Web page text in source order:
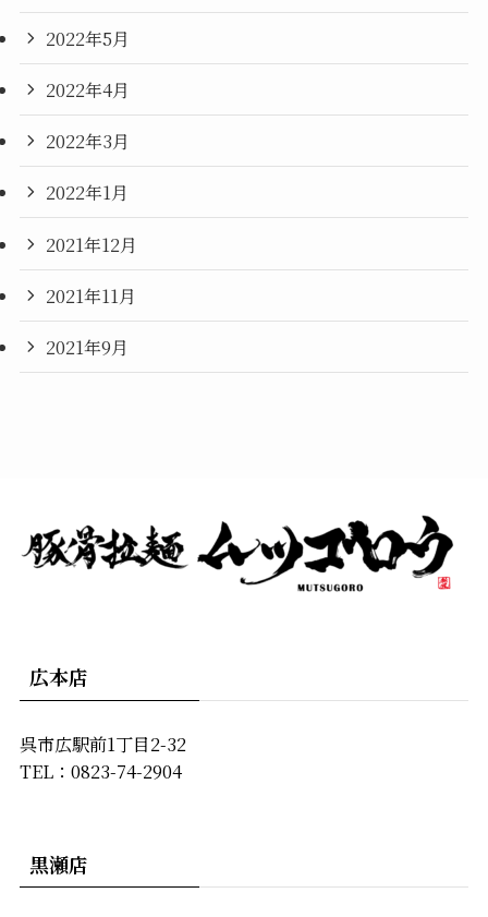
2022年5月
2022年4月
2022年3月
2022年1月
2021年12月
2021年11月
2021年9月
広本店
呉市広駅前1丁目2-32
TEL：0823-74-2904
黒瀬店